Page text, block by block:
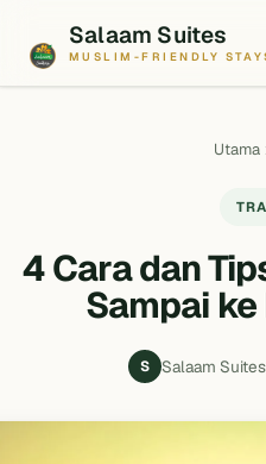
Salaam Suites
MUSLIM-FRIENDLY
Utama
4 Cara dan
Sampai
S Salaam Suites